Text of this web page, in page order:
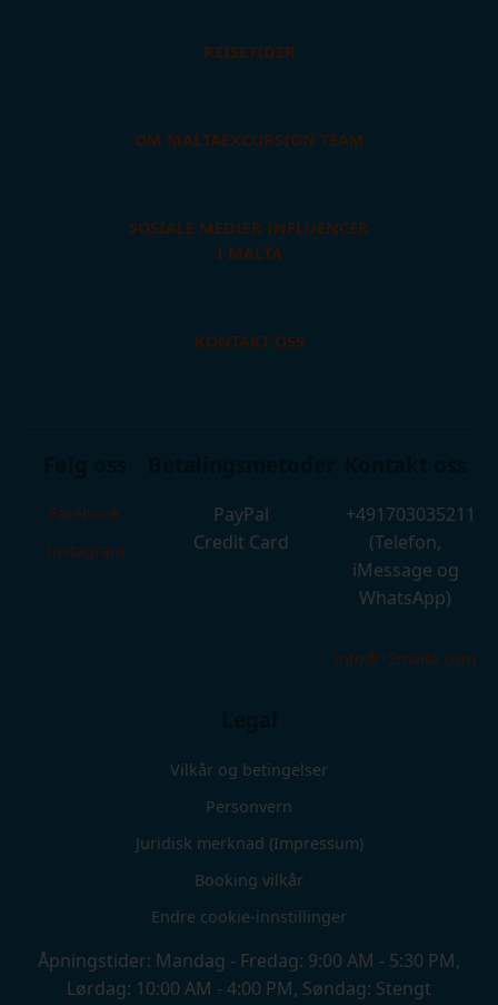
REISETIDER
OM MALTAEXCURSION TEAM
SOSIALE MEDIER INFLUENCER
I MALTA
KONTAKT OSS
Facebook
Instagram
PayPal
Credit Card
+491703035211
(Telefon,
iMessage og
WhatsApp)
info@12malta.com
Vilkår og betingelser
Personvern
Juridisk merknad (Impressum)
Booking vilkår
Endre cookie-innstillinger
Åpningstider: Mandag - Fredag: 9:00 AM - 5:30 PM,
Lørdag: 10:00 AM - 4:00 PM, Søndag: Stengt